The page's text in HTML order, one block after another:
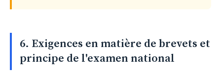
6. Exigences en matière de brevets et
principe de l'examen national